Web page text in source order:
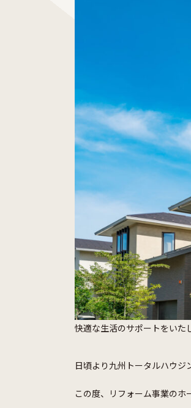
快適な生活のサポートをいた
日頃より九州トータルハウジ
この度、リフォーム事業のホ